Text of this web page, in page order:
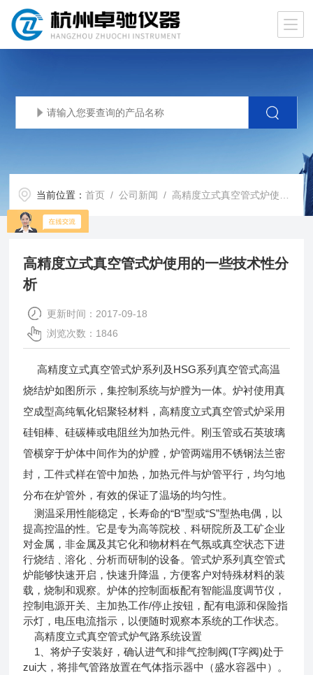
当前位置：首页 /公司新闻 / 高精度立式真空管式炉使用的一些技术性分析
高精度立式真空管式炉使用的一些技术性分
析
更新时间：2017-09-18
浏览次数：1846
高精度立式真空管式炉系列及HSG系列真空管式高温
烧结炉如图所示，集控制系统与炉膛为一体。炉衬使用真
空成型高纯氧化铝聚轻材料，高精度立式真空管式炉采用
硅钼棒、硅碳棒或电阻丝为加热元件。刚玉管或石英玻璃
管横穿于炉体中间作为的炉膛，炉管两端用不锈钢法兰密
封，工件式样在管中加热，加热元件与炉管平行，均匀地
分布在炉管外，有效的保证了温场的均匀性。
测温采用性能稳定，长寿命的“B”型或“S”型热电偶，以
提高控温的性。它是专为高等院校﹑科研院所及工矿企业
对金属，非金属及其它化和物材料在气氛或真空状态下进
行烧结﹑溶化﹑分析而研制的设备。管式炉系列真空管式
炉能够快速开启，快速升降温，方便客户对特殊材料的装
载，烧制和观察。炉体的控制面板配有智能温度调节仪，
控制电源开关、主加热工作/停止按钮，配有电源和保险指
示灯，电压电流指示，以便随时观察本系统的工作状态。
高精度立式真空管式炉气路系统设置
1、将炉子安装好，确认进气和排气控制阀(T字阀)处于
zui大，将排气管路放置在气体指示器中（盛水容器中）。